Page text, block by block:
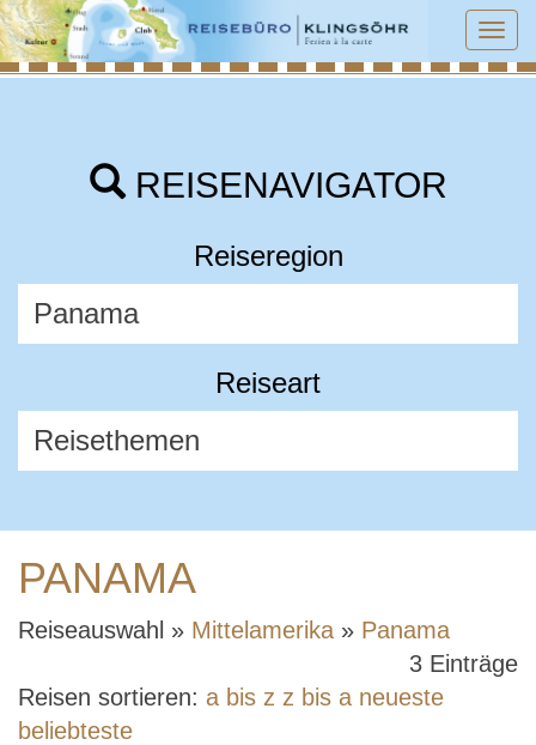
REISENAVIGATOR
Reiseregion
Reiseart
PANAMA
Reiseauswahl » Mittelamerika » Panama
3 Einträge
Reisen sortieren: a bis z z bis a neueste
beliebteste